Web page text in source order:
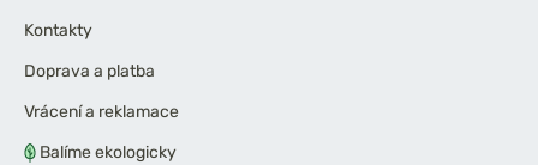
Kontakty
Doprava a platba
Vrácení a reklamace
Balíme ekologicky